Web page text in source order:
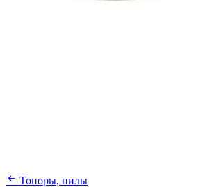
Топоры, пилы